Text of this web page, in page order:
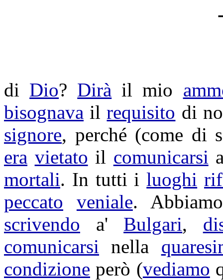
di Dio? Dirà il mio
bisognava ilrequisito di
signore, perché (come di
era vietato il comunicarsi
mortali. In tutti iluoghi
peccato
veniale.
scrivendo a' Bulgari,
comunicarsi nella
condizione però (vediamo